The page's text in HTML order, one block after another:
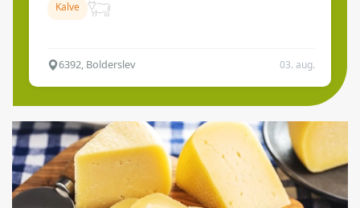
Kalve
6392, Bolderslev 03. aug.